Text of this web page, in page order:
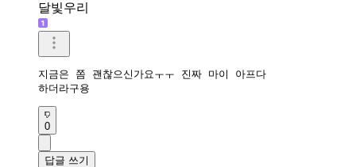
달빛우리
지금은 쫌 괜찮으신가요ㅜㅜ 진짜 마이 아프다
하더라구용
0
답글 쓰기